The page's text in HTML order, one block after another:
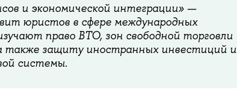
и экономической интеграции» —
юристов в сфере международных
право ВТО, зон свободной торговли
также защиту иностранных инвестиций и
системы.